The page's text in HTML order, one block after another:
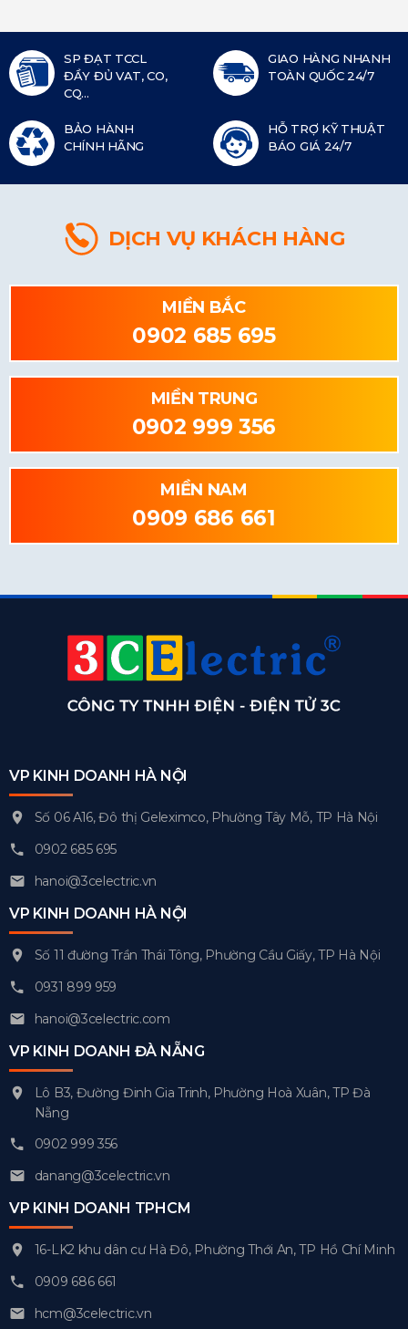
SP ĐẠT TCCL
ĐẦY ĐỦ VAT, CO,
CQ...
GIAO HÀNG NHANH
TOÀN QUỐC 24/7
BẢO HÀNH
CHÍNH HÃNG
HỖ TRỢ KỸ THUẬT
BÁO GIÁ 24/7
DỊCH VỤ KHÁCH HÀNG
MIỀN BẮC
0902 685 695
MIỀN TRUNG
0902 999 356
MIỀN NAM
0909 686 661
VP KINH DOANH HÀ NỘI
Số 06 A16, Đô thị Geleximco, Phường Tây Mỗ, TP Hà Nội
0902 685 695
hanoi@3celectric.vn
VP KINH DOANH HÀ NỘI
Số 11 đường Trần Thái Tông, Phường Cầu Giấy, TP Hà Nội
0931 899 959
hanoi@3celectric.com
VP KINH DOANH ĐÀ NẴNG
Lô B3, Đường Đinh Gia Trinh, Phường Hoà Xuân, TP Đà
Nẵng
0902 999 356
danang@3celectric.vn
VP KINH DOANH TPHCM
16-LK2 khu dân cư Hà Đô, Phường Thới An, TP Hồ Chí Minh
0909 686 661
hcm@3celectric.vn